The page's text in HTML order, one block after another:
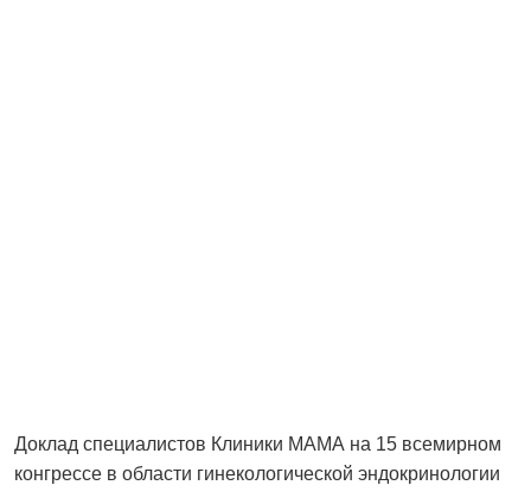
Доклад специалистов Клиники МАМА на 15 всемирном
конгрессе в области гинекологической эндокринологии